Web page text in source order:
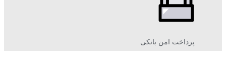
پرداخت امن بانکی​